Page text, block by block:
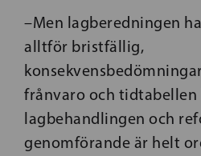
–Men lagberedningen
alltför bristfällig,
frånvaro och tidtabellen
lagbehandlingen och
genomförande är helt